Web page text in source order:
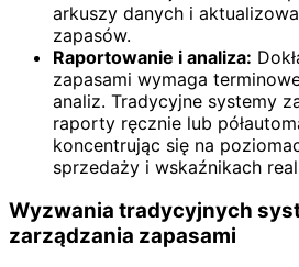
arkuszy danych i
zapasów.
Raportowanie i analiza:
zapasami wymaga
analiz. Tradycyjne systemy
raporty ręcznie lub
koncentrując się na
sprzedaży i wskaźnikach
Wyzwania tradycyjnych
zarządzania zapasami